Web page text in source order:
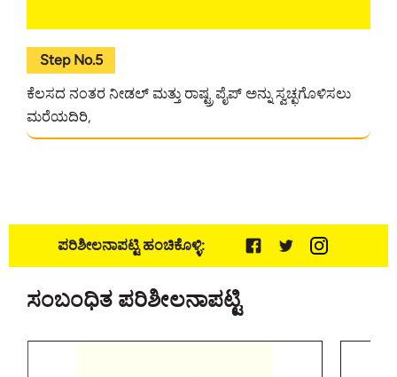
Step No.5
ಕೆಲಸದ ನಂತರ ನೀಡಲ್ ಮತ್ತು ರಾಷ್ಟ್ರ ಪೈಪ್ ಅನ್ನು ಸ್ವಚ್ಛಗೊಳಿಸಲು
ಮರೆಯದಿರಿ,
ಪರಿಶೀಲನಾಪಟ್ಟಿ ಹಂಚಿಕೊಳ್ಳಿ:
ಸಂಬಂಧಿತ ಪರಿಶೀಲನಾಪಟ್ಟಿ